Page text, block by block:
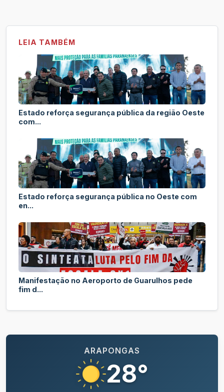
LEIA TAMBÉM
Estado reforça segurança pública da região Oeste
com...
Estado reforça segurança pública no Oeste com
en...
Manifestação no Aeroporto de Guarulhos pede
fim d...
ARAPONGAS
28°